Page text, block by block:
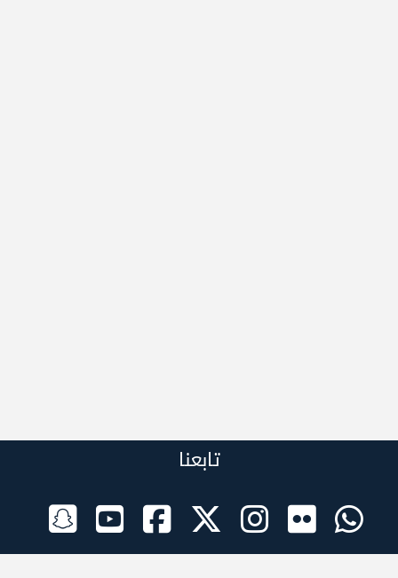
تابعنا